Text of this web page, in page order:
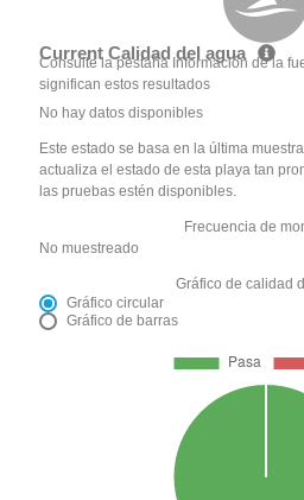
Current Calidad del agua
Consulte la pestaña Información de la
significan estos resultados
No hay datos disponibles
Este estado se basa en la última
actualiza el estado de esta playa tan
las pruebas estén disponibles.
Frecuencia de
No muestreado
Gráfico de calidad
Gráfico circular
Gráfico de barras